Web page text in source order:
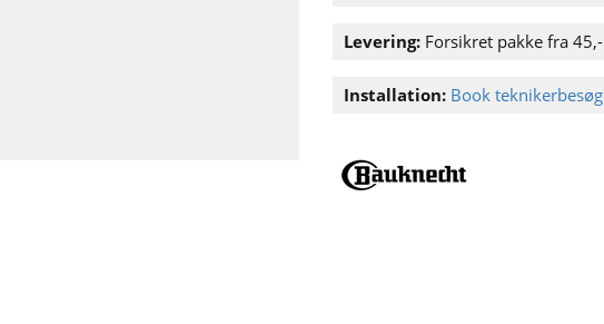
Levering: Forsikret pakke fra 45,-
Installation: Book teknikerbesøg